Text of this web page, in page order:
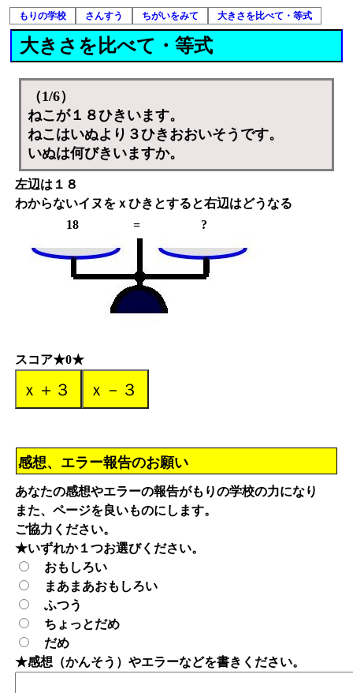
もりの学校 さんすう ちがいをみて 大きさを比べて・等式
大きさを比べて・等式
（1/6）
ねこが１８ひきいます。
ねこはいぬより３ひきおおいそうです。
いぬは何びきいますか。
左辺は１８
わからないイヌをｘひきとすると右辺はどうなる
18
= ?
スコア★0★
感想、エラー報告のお願い
あなたの感想やエラーの報告がもりの学校の力になり
また、ページを良いものにします。
ご協力ください。
★いずれか１つお選びください。
おもしろい
まあまあおもしろい
ふつう
ちょっとだめ
だめ
★感想（かんそう）やエラーなどを書きください。